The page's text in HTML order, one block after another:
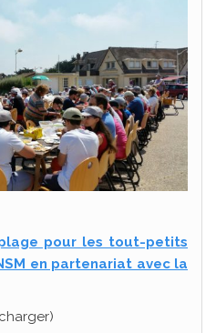
pour les tout-petits
en partenariat avec la